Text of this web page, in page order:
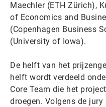
Maechler (ETH Zürich),
of Economics and
(Copenhagen Business
(University of Iowa).
De helft van het
helft wordt verdeeld
Core Team die het
droegen. Volgens de